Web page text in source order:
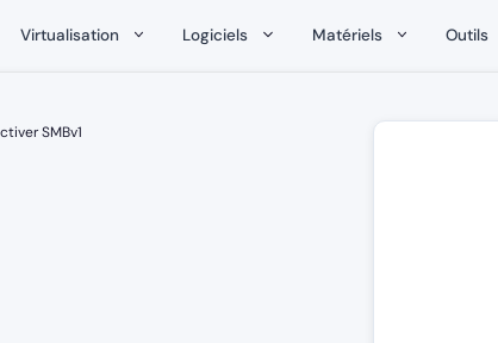
Virtualisation Logiciels Matériels Outils
SMBv1